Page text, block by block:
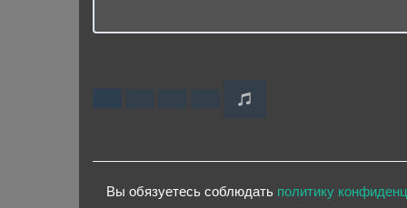
Вы обязуетесь соблюдать политику